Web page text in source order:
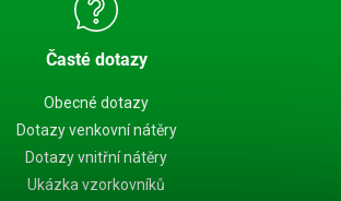
Časté dotazy
Obecné dotazy
Dotazy venkovní nátěry
Dotazy vnitřní nátěry
Ukázka vzorkovníků